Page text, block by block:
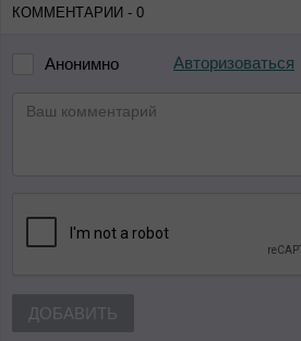
КОММЕНТАРИИ - 0
Анонимно Авторизоваться
ДОБАВИТЬ